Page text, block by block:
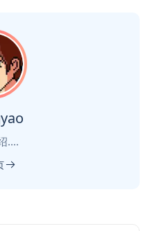
....